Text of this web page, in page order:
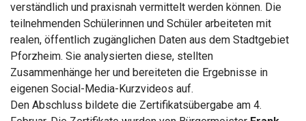
verständlich und praxisnah vermittelt werden können. Die
teilnehmenden Schülerinnen und Schüler arbeiteten mit
realen, öffentlich zugänglichen Daten aus dem Stadtgebiet
Pforzheim. Sie analysierten diese, stellten
Zusammenhänge her und bereiteten die Ergebnisse in
eigenen Social-Media-Kurzvideos auf.
Den Abschluss bildete die Zertifikatsübergabe am 4.